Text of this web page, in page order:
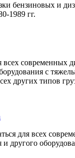
бензиновых и
1989 гг.
всех современных
с
других типов
для всех
и другого